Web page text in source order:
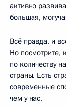
активно
большая,
Всё правда, и
Но посмотрите,
по количеству
страны. Есть
современные
чем у нас.